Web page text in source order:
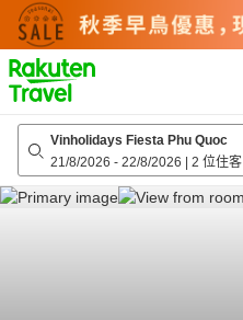
to
top
page
Vinholidays Fiesta Phu Quoc
21/8/2026 - 22/8/2026 | 2 位住客